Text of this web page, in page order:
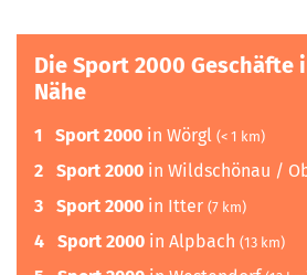
Die Sport 2000 Geschäfte
Nähe
1 Sport 2000 in Wörgl (< 1 km)
2 Sport 2000 in Wildschönau /
3 Sport 2000 in Itter (7 km)
4 Sport 2000 in Alpbach (13 km)